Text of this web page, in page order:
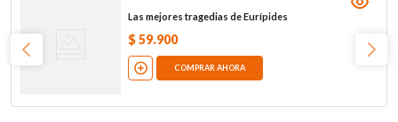
Las mejores tragedias de Eurípides
$ 59.900
COMPRAR AHORA